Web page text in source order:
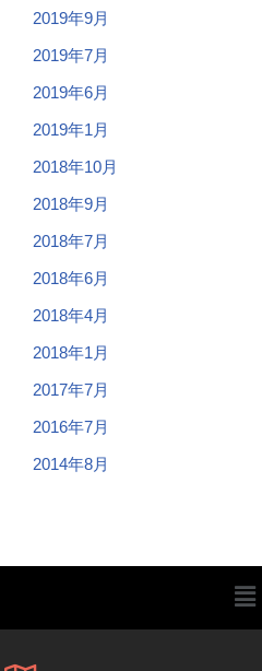
2019年9月
2019年7月
2019年6月
2019年1月
2018年10月
2018年9月
2018年7月
2018年6月
2018年4月
2018年1月
2017年7月
2016年7月
2014年8月